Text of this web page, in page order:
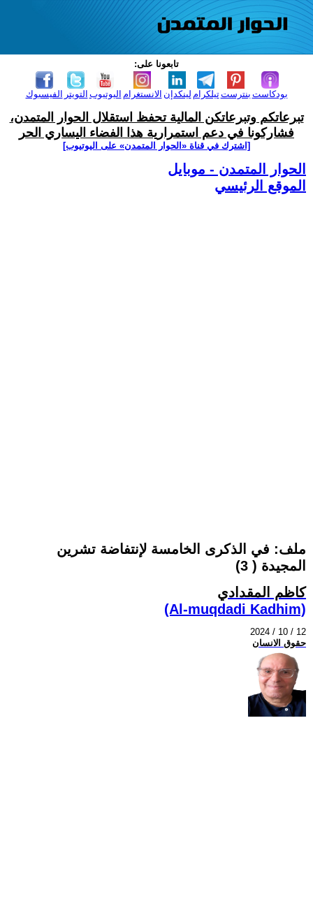
تابعونا على:
الفيسبوك التويتر اليوتيوب الانستغرام لينكدإن تيلكرامبنترست بودكاست
تبرعاتكم وتبرعاتكن المالية تحفظ استقلال الحوار المتمدن،
فشاركونا في دعم استمرارية هذا الفضاء اليساري الحر
[اشترك في قناة ‫«الحوار المتمدن» على اليوتيوب]
الحوار المتمدن - موبايل
الموقع الرئيسي
ملف: في الذكرى الخامسة لإنتفاضة تشرين
المجيدة ( 3)
كاظم المقدادي
(Al-muqdadi Kadhim)
2024 / 10 / 12
حقوق الانسان